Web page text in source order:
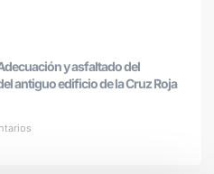
y asfaltado del
antiguo edificio de la Cruz Roja